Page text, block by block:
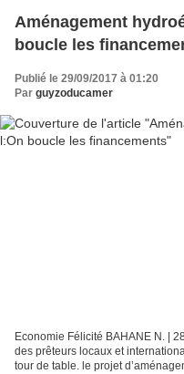
Aménagement
boucle les
Publié le 29/09/2017 à 01:20
Par guyzoducamer
Economie Félicité BAHANE N. |
des prêteurs locaux et
tour de table. le projet